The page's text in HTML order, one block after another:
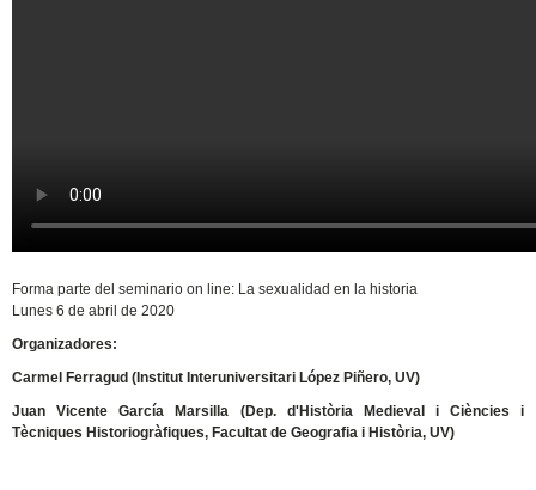
Forma parte del seminario on line: La sexualidad en la historia
Lunes 6 de abril de 2020
Organizadores:
Carmel Ferragud (Institut Interuniversitari López Piñero, UV)
Juan Vicente García Marsilla (Dep. d'Història Medieval i Ciències i
Tècniques Historiogràfiques, Facultat de Geografia i Història, UV)